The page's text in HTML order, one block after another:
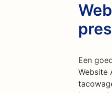
Een
Website